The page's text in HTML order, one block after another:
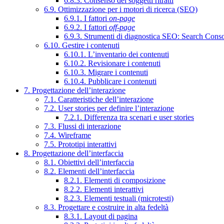
6.9. Ottimizzazione per i motori di ricerca (SEO)
6.9.1. I fattori on-page
6.9.2. I fattori off-page
6.9.3. Strumenti di diagnostica SEO: Search
6.10. Gestire i contenuti
6.10.1. L’inventario dei contenuti
6.10.2. Revisionare i contenuti
6.10.3. Migrare i contenuti
6.10.4. Pubblicare i contenuti
7. Progettazione dell’interazione
7.1. Caratteristiche dell’interazione
7.2. User stories per definire l’interazione
7.2.1. Differenza tra scenari e user stories
7.3. Flussi di interazione
7.4. Wireframe
7.5. Prototipi interattivi
8. Progettazione dell’interfaccia
8.1. Obiettivi dell’interfaccia
8.2. Elementi dell’interfaccia
8.2.1. Elementi di composizione
8.2.2. Elementi interattivi
8.2.3. Elementi testuali (microtesti)
8.3. Progettare e costruire in alta fedeltà
8.3.1. Layout di pagina